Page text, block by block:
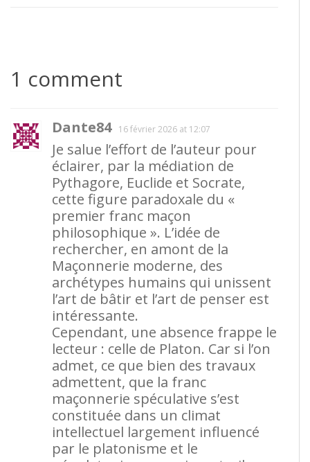
1 comment
Dante84 16 février 2026 at 12:07
Je salue l’effort de l’auteur pour
éclairer, par la médiation de
Pythagore, Euclide et Socrate,
cette figure paradoxale du «
premier franc maçon
philosophique ». L’idée de
rechercher, en amont de la
Maçonnerie moderne, des
archétypes humains qui unissent
l’art de bâtir et l’art de penser est
intéressante.
Cependant, une absence frappe le
lecteur : celle de Platon. Car si l’on
admet, ce que bien des travaux
admettent, que la franc
maçonnerie spéculative s’est
constituée dans un climat
intellectuel largement influencé
par le platonisme et le